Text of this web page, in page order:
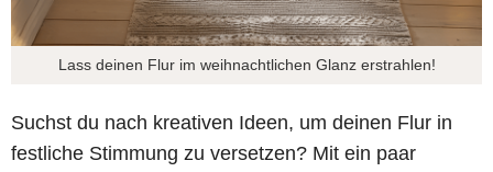
Lass deinen Flur im weihnachtlichen Glanz erstrahlen!
Suchst du nach kreativen Ideen, um deinen Flur in
festliche Stimmung zu versetzen? Mit ein paar